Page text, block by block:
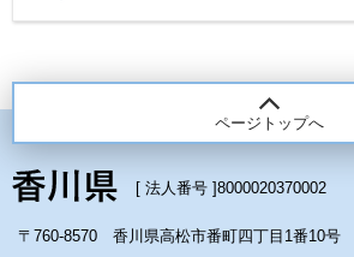
ページトップへ
[ 法人番号 ]8000020370002
〒760-8570 香川県高松市番町四丁目1番10号